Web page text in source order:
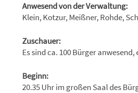
Anwesend von der Verwaltung:
Klein, Kotzur, Meißner, Rohde,
Zuschauer:
Es sind ca. 100 Bürger
Beginn:
20.35 Uhr im großen Saal des